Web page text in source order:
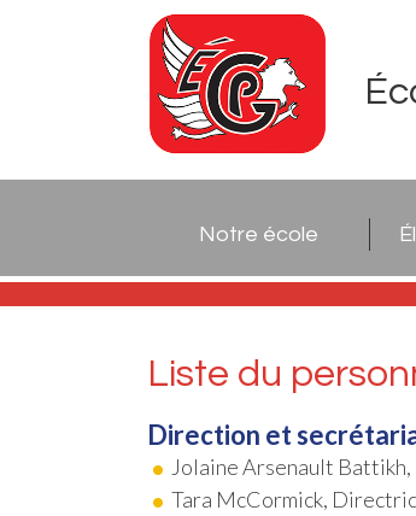
Notre école
Liste du
Direction et
Jolaine Arsenault
Tara McCormick,